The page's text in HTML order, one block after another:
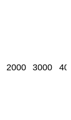
2000 3000